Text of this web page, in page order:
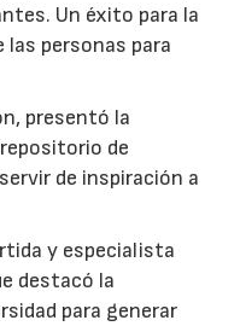
Un éxito para la
personas para
presentó la
de
de inspiración a
y especialista
destacó la
para generar